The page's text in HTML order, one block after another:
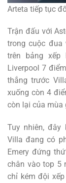
Arteta tiếp tục
Trận đấu với
trong cuộc đua
trên bảng xếp
Liverpool 7
thắng trước
xuống còn 4
còn lại của mùa
Tuy nhiên, đây
Villa đang có
Emery đứng
chân vào top 5
chỉ kém đội